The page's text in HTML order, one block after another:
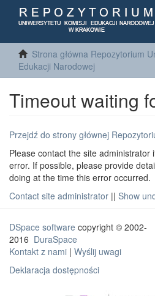
Strona główna Repozytorium
Edukacji Narodowej
Timeout waiting
Przejdź do strony głównej
Please contact the site administrator
error. If possible, please provide
doing at the time this error occurred.
Contact site administrator || Show
DSpace software copyright © 2002-
2016 DuraSpace
Kontakt z nami | Wyślij uwagi
Deklaracja dostępności